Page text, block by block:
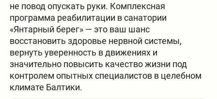
не повод опускать руки. Комплексная
программа реабилитации в санатории
«Янтарный берег» — это ваш шанс
восстановить здоровье нервной системы,
вернуть уверенность в движениях и
значительно повысить качество жизни под
контролем опытных специалистов в целебном
климате Балтики.